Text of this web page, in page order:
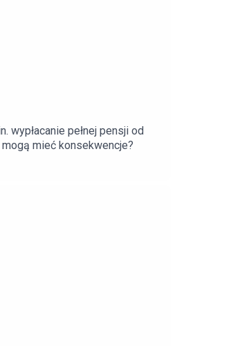
wypłacanie pełnej pensji od
mieć konsekwencje?